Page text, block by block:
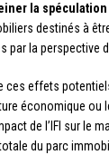
la
destinés à
par la perspective
ces effets
économique ou
de l’IFI sur le
du parc